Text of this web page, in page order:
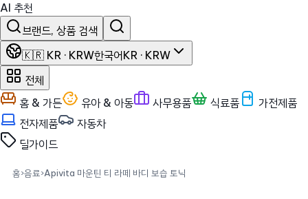
AI 추천
브랜드, 상품 검색
🇰🇷 KR · KRW한국어KR · KRW
전체
홈 & 가든
유아 & 아동 사무용품 식료품
가전제품
전자제품
자동차
딜가이드
홈›음료›Apivita 마운틴 티 라떼 바디 보습 토닉